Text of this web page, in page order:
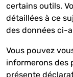
certains outils.
détaillées à ce
des données ci-
Vous pouvez
informerons des
présente